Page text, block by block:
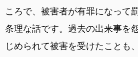
ころで、被害者が有罪になって
条理な話です。過去の出来事を
じめられて被害を受けたことも